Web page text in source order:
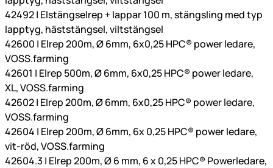
42492 | Elstängselrep + lappar 100 m, stängsling med typ
lapptyg, häststängsel, viltstängsel
42600 | Elrep 200m, Ø 6mm, 6x0,25 HPC® power ledare,
VOSS.farming
42601 | Elrep 500m, Ø 6mm, 6x0,25 HPC® power ledare,
XL, VOSS.farming
42602 | Elrep 200m, Ø 6mm, 6x0,25 HPC® power ledare,
VOSS.farming
42604 | Elrep 200m, Ø 6mm, 6x 0,25 HPC® power ledare,
vit-röd, VOSS.farming
42604.3 | Elrep 200m, Ø 6 mm, 6 x 0,25 HPC® Powerledare,